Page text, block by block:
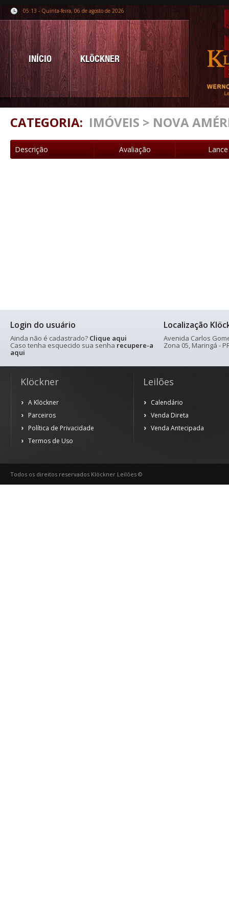
05:13 - Quinta-feira, 06 de agosto de 2026
INÍCIO KLÖCKNER
CATEGORIA: IMÓVEIS > NOVA
Descrição Avaliação
Login do usuário
Ainda não é cadastrado? Clique aqui
Caso tenha esquecido sua senha recupere-a
aqui
Localização
Avenida Carlos
Zona 05, Maringá -
Klöckner
A Klöckner
Parceiros
Política de Privacidade
Termos de Uso
Leilões
Calendário
Venda Direta
Venda Antecipada
Todos os direitos reservados Klöckner Leilões ©